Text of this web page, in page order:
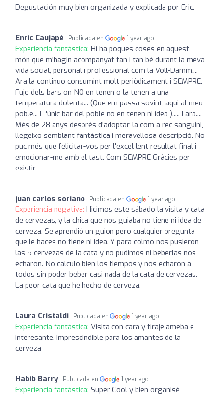
Degustación muy bien organizada y explicada por Eric.
Enric Caujapé Publicada en 1 year ago
Experiencia fantástica: Hi ha poques coses en aquest
món que m'hagin acompanyat tan i tan bé durant la meva
vida social, personal i professional com la Voll-Damm....
Ara la continuo consumint molt periòdicament i SEMPRE.
Fujo dels bars on NO en tenen o la tenen a una
temperatura dolenta... (Que em passa sovint, aqui al meu
poble... L 'únic bar del poble no en tenen ni idea )..... I ara....
Més de 28 anys després d'adoptar-la com a rec sanguini,
llegeixo semblant fantàstica i meravellosa descripció. No
puc més que felicitar-vos per l'excel·lent resultat final i
emocionar-me amb el tast. Com SEMPRE Gràcies per
existir
juan carlos soriano Publicada en 1 year ago
Experiencia negativa: Hicimos este sábado la visita y cata
de cervezas, y la chica que nos guiaba no tiene ni idea de
cerveza. Se aprendió un guion pero cualquier pregunta
que le haces no tiene ni idea. Y para colmo nos pusieron
las 5 cervezas de la cata y no pudimos ni beberlas nos
echaron. No calculo bien los tiempos y nos echaron a
todos sin poder beber casi nada de la cata de cervezas.
La peor cata que he hecho de cerveza.
Laura Cristaldi Publicada en 1 year ago
Experiencia fantástica: Visita con cara y tiraje ameba e
interesante. Imprescindible para los amantes de la
cerveza
Habib Barry Publicada en 1 year ago
Experiencia fantástica: Super Cool y bien organisé